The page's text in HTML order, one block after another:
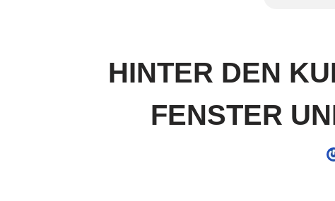
HINTER DEN
FENSTER